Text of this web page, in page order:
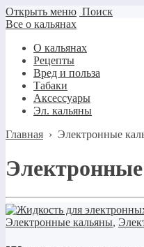
Открыть меню Поиск
Все о кальянах
О кальянах
Рецепты
Вред и польза
Табаки
Аксессуары
Эл. кальяны
Главная › Электронные
Электронные кальяны,